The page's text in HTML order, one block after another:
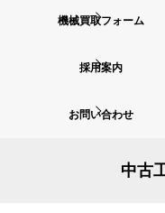
機械買取フォーム
採用案内
お問い合わせ
中古